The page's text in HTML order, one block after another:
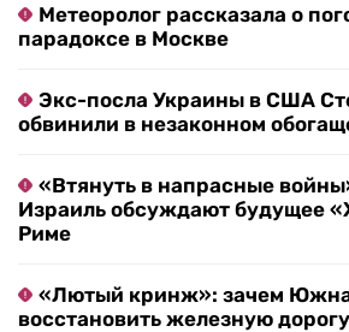
Метеоролог рассказала о
парадоксе в Москве
Экс-посла Украины в США
обвинили в незаконном
«Втянуть в напрасные
Израиль обсуждают будущее
Риме
«Лютый кринж»: зачем
восстановить железную